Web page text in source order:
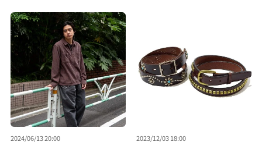
2024/06/13 20:00 2023/12/03 18:00